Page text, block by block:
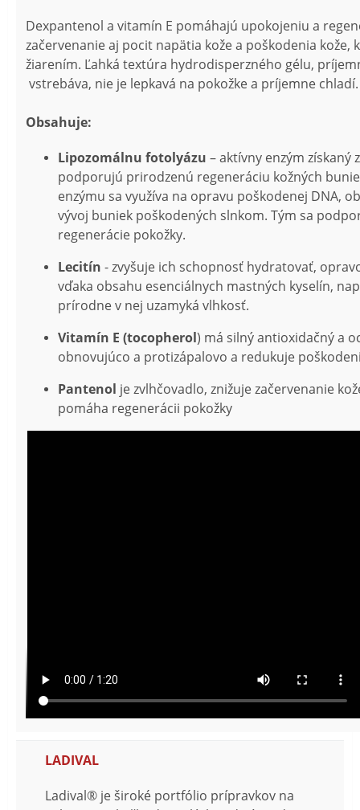
Dexpantenol a vitamín E pomáhajú upokojeniu a
začervenanie aj pocit napätia kože a poškodenia kože,
žiarením. Ľahká textúra hydrodisperzného gélu,
vstrebáva, nie je lepkavá na pokožke a príjemne chladí.
Obsahuje:
Lipozomálnu fotolyázu – aktívny enzým získaný
podporujú prirodzenú regeneráciu kožných
enzýmu sa využíva na opravu poškodenej DNA,
vývoj buniek poškodených slnkom. Tým sa
regenerácie pokožky.
Lecitín - zvyšuje ich schopnosť hydratovať,
vďaka obsahu esenciálnych mastných kyselín,
prírodne v nej uzamyká vlhkosť.
Vitamín E (tocopherol) má silný antioxidačný a
obnovujúco a protizápalovo a redukuje
Pantenol je zvlhčovadlo, znižuje začervenanie
pomáha regenerácii pokožky
LADIVAL
Ladival® je široké portfólio prípravkov na